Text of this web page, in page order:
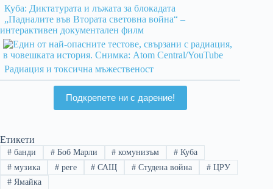
Куба: Диктатурата и лъжата за блокадата
„Падналите във Втората световна война“ –
интерактивен документален филм
Радиация и токсична мъжественост
Подкрепете ни с дарение!
Етикети
#банди #Боб Марли # комунизъм # Куба
#музика #реге # САЩ # Студена война # ЦРУ
#Ямайка